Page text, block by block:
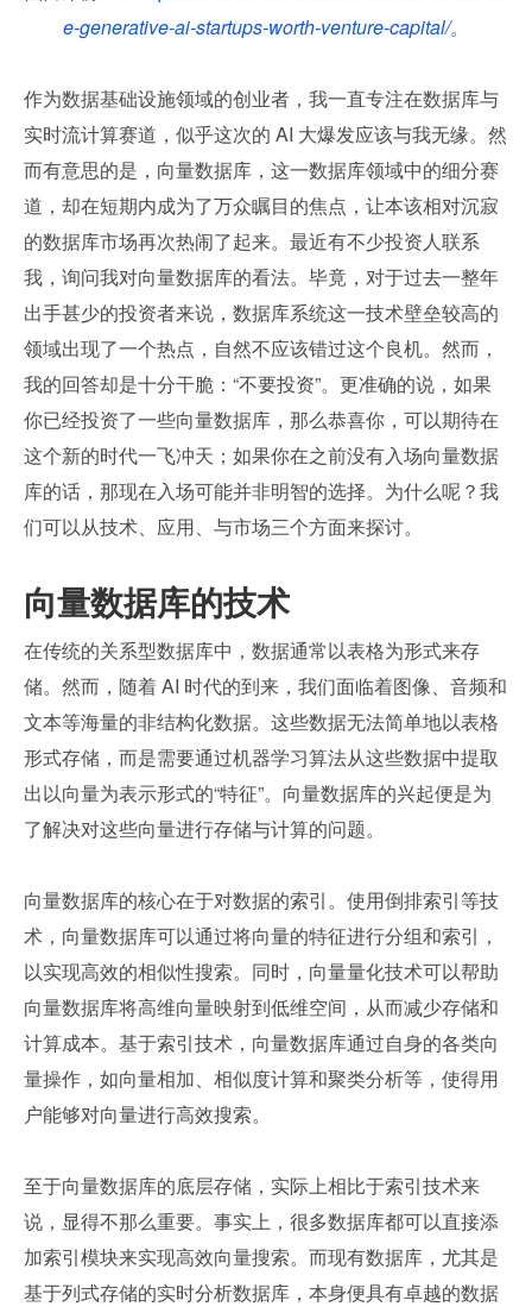
e-generative-ai-startups-worth-venture-capital/。
作为数据基础设施领域的创业者，我一直专注在数据库与
实时流计算赛道，似乎这次的 AI 大爆发应该与我无缘。然
而有意思的是，向量数据库，这一数据库领域中的细分赛
道，却在短期内成为了万众瞩目的焦点，让本该相对沉寂
的数据库市场再次热闹了起来。最近有不少投资人联系
我，询问我对向量数据库的看法。毕竟，对于过去一整年
出手甚少的投资者来说，数据库系统这一技术壁垒较高的
领域出现了一个热点，自然不应该错过这个良机。然而，
我的回答却是十分干脆：“不要投资”。更准确的说，如果
你已经投资了一些向量数据库，那么恭喜你，可以期待在
这个新的时代一飞冲天；如果你在之前没有入场向量数据
库的话，那现在入场可能并非明智的选择。为什么呢？我
们可以从技术、应用、与市场三个方面来探讨。
向量数据库的技术
在传统的关系型数据库中，数据通常以表格为形式来存
储。然而，随着 AI 时代的到来，我们面临着图像、音频和
文本等海量的非结构化数据。这些数据无法简单地以表格
形式存储，而是需要通过机器学习算法从这些数据中提取
出以向量为表示形式的“特征”。向量数据库的兴起便是为
了解决对这些向量进行存储与计算的问题。
向量数据库的核心在于对数据的索引。使用倒排索引等技
术，向量数据库可以通过将向量的特征进行分组和索引，
以实现高效的相似性搜索。同时，向量量化技术可以帮助
向量数据库将高维向量映射到低维空间，从而减少存储和
计算成本。基于索引技术，向量数据库通过自身的各类向
量操作，如向量相加、相似度计算和聚类分析等，使得用
户能够对向量进行高效搜索。
至于向量数据库的底层存储，实际上相比于索引技术来
说，显得不那么重要。事实上，很多数据库都可以直接添
加索引模块来实现高效向量搜索。而现有数据库，尤其是
基于列式存储的实时分析数据库，本身便具有卓越的数据